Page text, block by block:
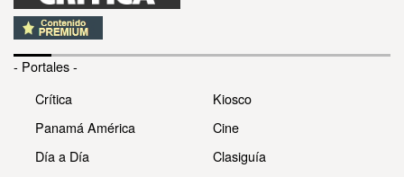
- Portales -
Crítica
Panamá América
Día a Día
Kiosco
Cine
Clasiguía